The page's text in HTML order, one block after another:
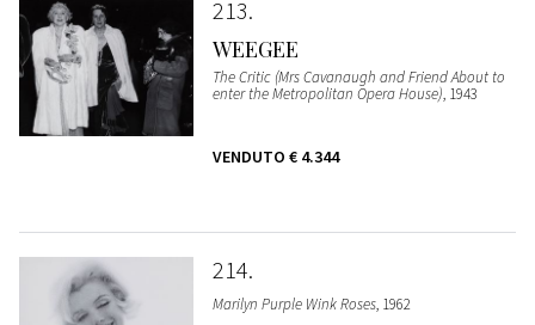
213
WEEGEE
The Critic (Mrs Cavanaugh and Friend About to
enter the Metropolitan Opera House), 1943
VENDUTO € 4.344
214
Marilyn Purple Wink Roses, 1962